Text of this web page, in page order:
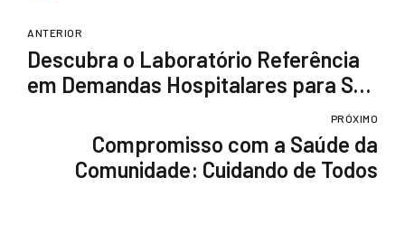
ANTERIOR
Descubra o Laboratório Referência
em Demandas Hospitalares para Sua
PRÓXIMO
Compromisso com a Saúde da
Comunidade: Cuidando de Todos